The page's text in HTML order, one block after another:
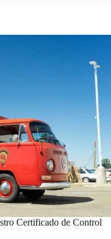
Certificado de Control